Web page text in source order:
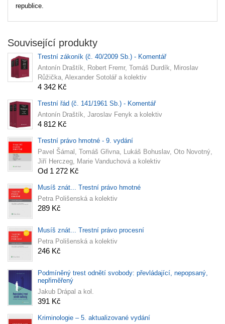
republice.
Související produkty
Trestní zákoník (č. 40/2009 Sb.) - Komentář
Antonín Draštík, Robert Fremr, Tomáš Durdík, Miroslav
Růžička, Alexander Sotolář a kolektiv
4 342 Kč
Trestní řád (č. 141/1961 Sb.) - Komentář
Antonín Draštík, Jaroslav Fenyk a kolektiv
4 812 Kč
Trestní právo hmotné - 9. vydání
Pavel Šámal, Tomáš Gřivna, Lukáš Bohuslav, Oto Novotný,
Jiří Herczeg, Marie Vanduchová a kolektiv
Od 1 272 Kč
Musíš znát... Trestní právo hmotné
Petra Polišenská a kolektiv
289 Kč
Musíš znát... Trestní právo procesní
Petra Polišenská a kolektiv
246 Kč
Podmíněný trest odnětí svobody: převládající, nepopsaný,
nepřiměřený
Jakub Drápal a kol.
391 Kč
Kriminologie – 5. aktualizované vydání